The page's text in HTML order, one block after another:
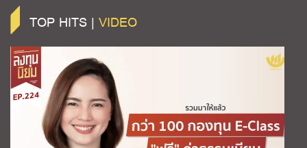
TOP HITS | VIDEO